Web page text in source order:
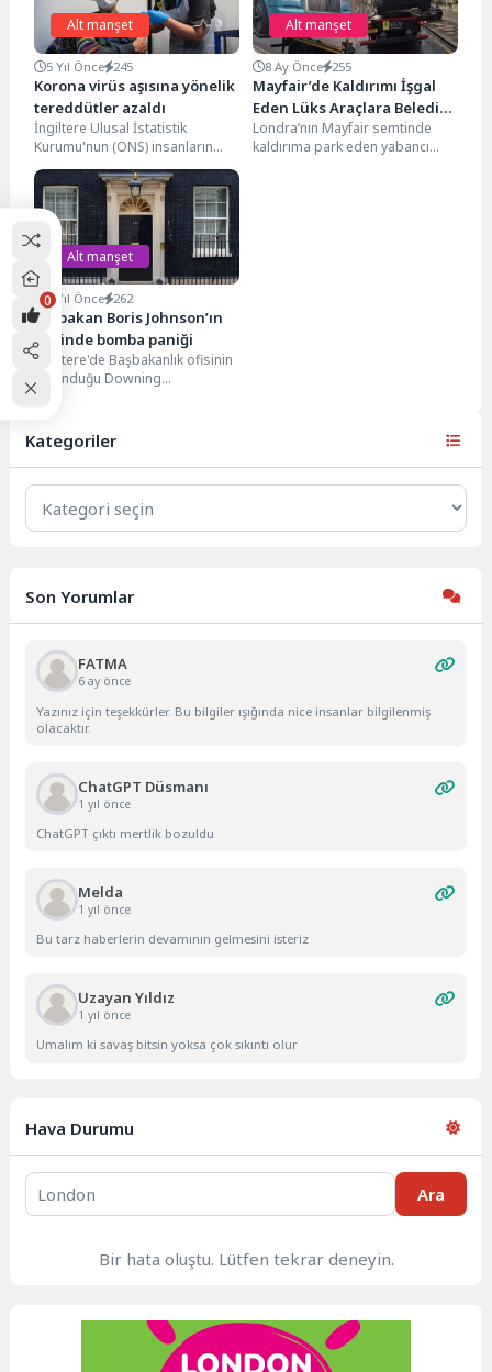
Alt manşet
5 Yıl Önce 245
Korona virüs aşısına yönelik
tereddütler azaldı
İngiltere Ulusal İstatistik
Kurumu'nun (ONS) insanların
Covid-19 aşısına yönelik
tutumları hakkında yaptığı bir
ankete göre,...
Alt manşet
8 Ay Önce 255
Mayfair’de Kaldırımı İşgal
Eden Lüks Araçlara Belediye
Müdahalesi
Londra’nın Mayfair semtinde
kaldırıma park eden yabancı
Alt manşet
5 Yıl Önce 262
Başbakan Boris Johnson’ın
ofisinde bomba paniği
İngiltere'de Başbakanlık ofisinin
bulunduğu Downing
Caddesi'nde bomba paniği
Johnson'ın ofisinin bulunduğu
caddede...
Kategoriler
Kategoriler
Son Yorumlar
FATMA
6 ay önce
Yazınız için teşekkürler. Bu bilgiler ışığında nice insanlar bilgilenmiş
olacaktır.
ChatGPT Düsmanı
1 yıl önce
ChatGPT çıktı mertlik bozuldu
Melda
1 yıl önce
Bu tarz haberlerin devamının gelmesini isteriz
Uzayan Yıldız
1 yıl önce
Umalım ki savaş bitsin yoksa çok sıkıntı olur
Hava Durumu
Ara
Bir hata oluştu. Lütfen tekrar deneyin.
0